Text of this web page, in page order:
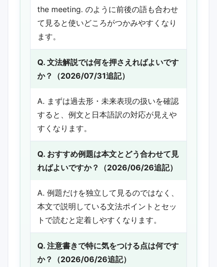
the meeting. のように前後の語も合わせ
て見ると使いどころがつかみやすくなり
ます。
Q. 文法解説では何を押さえればよいです
か？（2026/07/31追記）
A. まずは過去形・未来表現の扱いを確認
すると、例文と日本語訳の対応が見えや
すくなります。
Q. おすすめ例題は本文とどう合わせて見
ればよいですか？（2026/06/26追記）
A. 例題だけを独立して見るのではなく、
本文で説明している文法ポイントとセッ
トで読むと定着しやすくなります。
Q. 注意書きで特に気をつける点は何です
か？（2026/06/26追記）